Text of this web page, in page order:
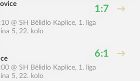
1:7
@ SH Bělidlo Kaplice, 1. liga
5, 22. kolo
6:1
@ SH Bělidlo Kaplice, 1. liga
5, 22. kolo